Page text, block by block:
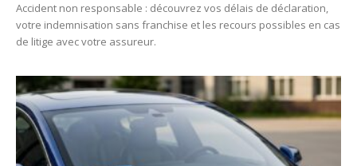
Accident non responsable : découvrez vos délais de déclaration,
votre indemnisation sans franchise et les recours possibles en cas
de litige avec votre assureur.